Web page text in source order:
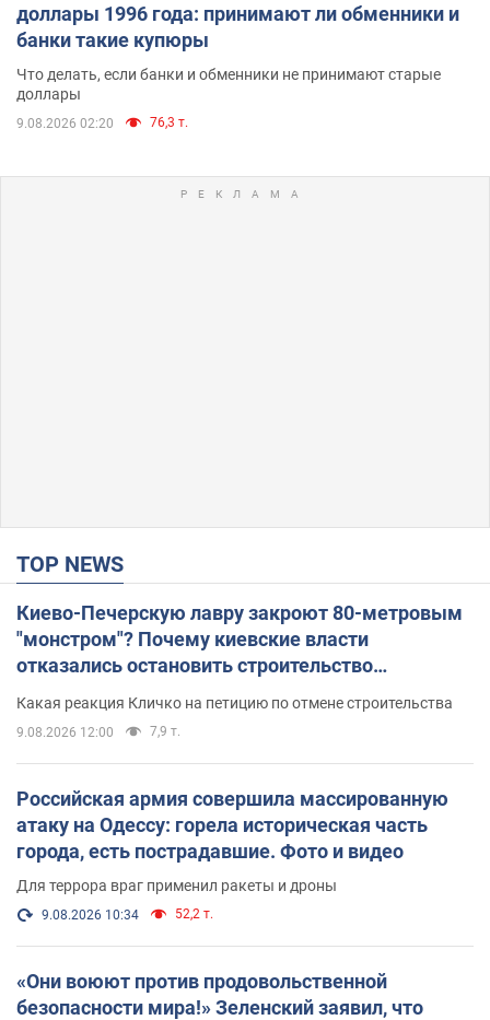
доллары 1996 года: принимают ли обменники и
банки такие купюры
Что делать, если банки и обменники не принимают старые
доллары
9.08.2026 02:20 76,3 т.
TOP NEWS
Киево-Печерскую лавру закроют 80-метровым
"монстром"? Почему киевские власти
отказались остановить строительство
Какая реакция Кличко на петицию по отмене строительства
9.08.2026 12:00 7,9 т.
Российская армия совершила массированную
атаку на Одессу: горела историческая часть
города, есть пострадавшие. Фото и видео
Для террора враг применил ракеты и дроны
9.08.2026 10:34 52,2 т.
«Они воюют против продовольственной
безопасности мира!» Зеленский заявил, что